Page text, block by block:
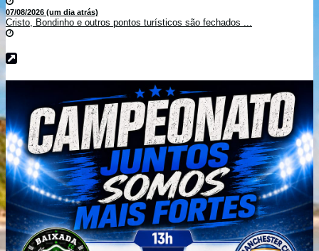
07/08/2026 (um dia atrás)
Cristo, Bondinho e outros pontos turísticos são fechados ...